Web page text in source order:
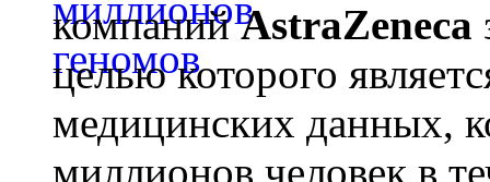
компанийAstraZeneca
целью которого
медицинских данных,
миллионов человек в